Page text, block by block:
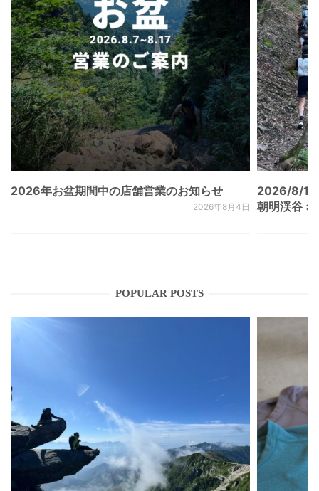
2026年お盆期間中の店舗営業のお知らせ
2026年8月4日
2026/8/
朝明渓谷 ×
POPULAR POSTS